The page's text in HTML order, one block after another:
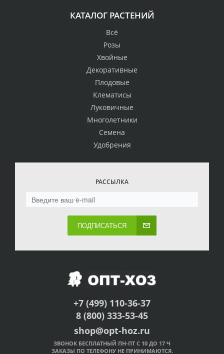
КАТАЛОГ РАСТЕНИЙ
Всё
Розы
Хвойные
Декоративные
Плодовые
Клематисы
Луковичные
Многолетники
Семена
Удобрения
РАССЫЛКА
ПОДПИСАТЬСЯ
+7 (499) 110-36-37
8 (800) 333-53-45
shop@opt-hoz.ru
ЗВОНОК БЕСПЛАТНЫЙ ПН-ПТ С 10 ДО 17 Ч
ЗАКАЗЫ ПО ТЕЛЕФОНУ НЕ ПРИНИМАЮТСЯ.